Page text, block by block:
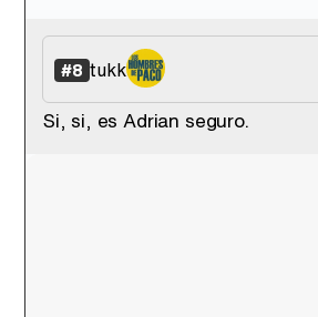
#8 tukk
Si, si, es Adrian seguro.